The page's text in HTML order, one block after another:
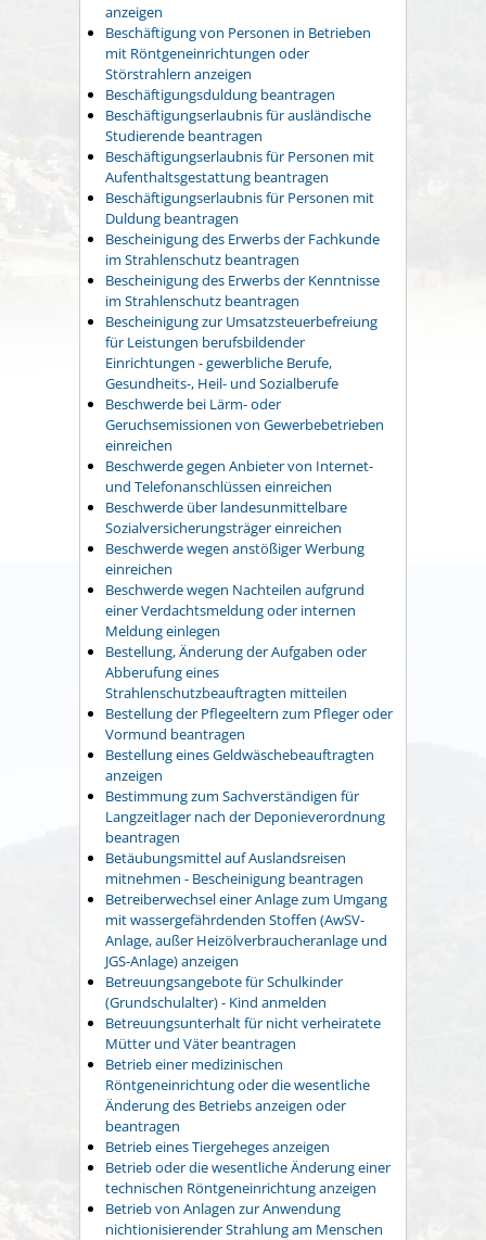
anzeigen
Beschäftigung von Personen in Betrieben
mit Röntgeneinrichtungen oder
Störstrahlern anzeigen
Beschäftigungsduldung beantragen
Beschäftigungserlaubnis für ausländische
Studierende beantragen
Beschäftigungserlaubnis für Personen mit
Aufenthaltsgestattung beantragen
Beschäftigungserlaubnis für Personen mit
Duldung beantragen
Bescheinigung des Erwerbs der Fachkunde
im Strahlenschutz beantragen
Bescheinigung des Erwerbs der Kenntnisse
im Strahlenschutz beantragen
Bescheinigung zur Umsatzsteuerbefreiung
für Leistungen berufsbildender
Einrichtungen - gewerbliche Berufe,
Gesundheits-, Heil- und Sozialberufe
Beschwerde bei Lärm- oder
Geruchsemissionen von Gewerbebetrieben
einreichen
Beschwerde gegen Anbieter von Internet-
und Telefonanschlüssen einreichen
Beschwerde über landesunmittelbare
Sozialversicherungsträger einreichen
Beschwerde wegen anstößiger Werbung
einreichen
Beschwerde wegen Nachteilen aufgrund
einer Verdachtsmeldung oder internen
Meldung einlegen
Bestellung, Änderung der Aufgaben oder
Abberufung eines
Strahlenschutzbeauftragten mitteilen
Bestellung der Pflegeeltern zum Pfleger oder
Vormund beantragen
Bestellung eines Geldwäschebeauftragten
anzeigen
Bestimmung zum Sachverständigen für
Langzeitlager nach der Deponieverordnung
beantragen
Betäubungsmittel auf Auslandsreisen
mitnehmen - Bescheinigung beantragen
Betreiberwechsel einer Anlage zum Umgang
mit wassergefährdenden Stoffen (AwSV-
Anlage, außer Heizölverbraucheranlage und
JGS-Anlage) anzeigen
Betreuungsangebote für Schulkinder
(Grundschulalter) - Kind anmelden
Betreuungsunterhalt für nicht verheiratete
Mütter und Väter beantragen
Betrieb einer medizinischen
Röntgeneinrichtung oder die wesentliche
Änderung des Betriebs anzeigen oder
beantragen
Betrieb eines Tiergeheges anzeigen
Betrieb oder die wesentliche Änderung einer
technischen Röntgeneinrichtung anzeigen
Betrieb von Anlagen zur Anwendung
nichtionisierender Strahlung am Menschen